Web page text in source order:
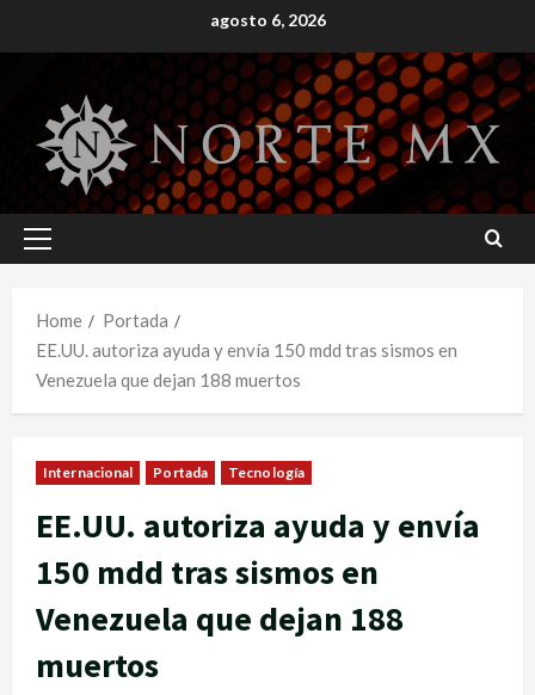
to
agosto 6, 2026
Primary
Home
Portada
EE.UU. autoriza ayuda y envía 150 mdd tras sismos en
Venezuela que dejan 188 muertos
Internacional Portada Tecnología
EE.UU. autoriza ayuda y envía
150 mdd tras sismos en
Venezuela que dejan 188
muertos